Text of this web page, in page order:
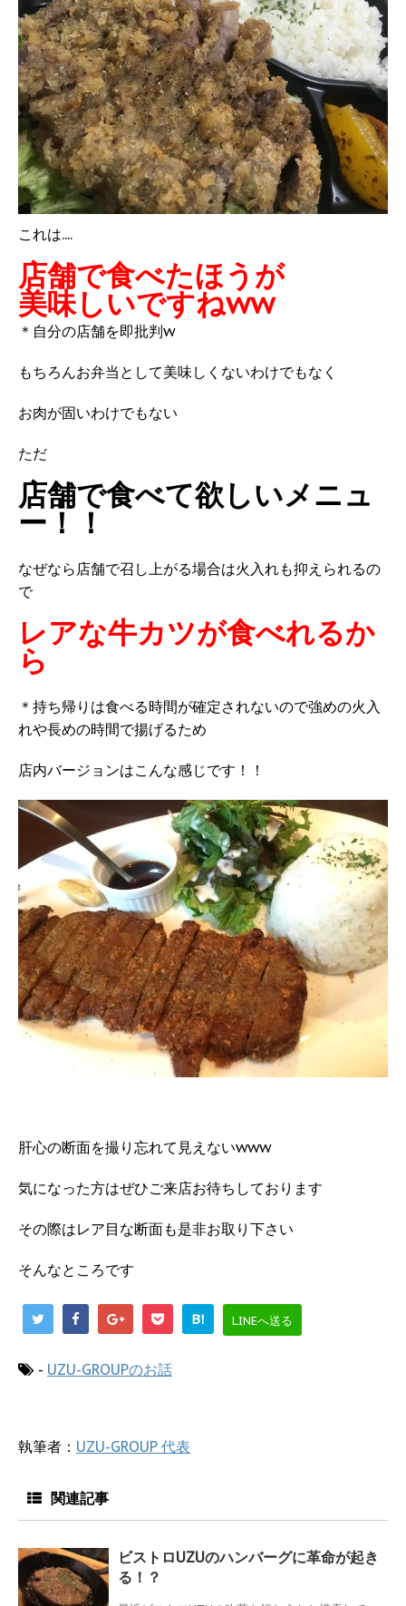
これは....
店舗で食べたほうが
美味しいですねww
＊自分の店舗を即批判w
もちろんお弁当として美味しくないわけでもなく
お肉が固いわけでもない
ただ
店舗で食べて欲しいメニュ
ー！！
なぜなら店舗で召し上がる場合は火入れも抑えられるの
で
レアな牛カツが食べれるか
ら
＊持ち帰りは食べる時間が確定されないので強めの火入
れや長めの時間で揚げるため
店内バージョンはこんな感じです！！
肝心の断面を撮り忘れて見えないwww
気になった方はぜひご来店お待ちしております
その際はレア目な断面も是非お取り下さい
そんなところです
B! LINEへ送る
- UZU-GROUPのお話
執筆者： UZU-GROUP 代表
関連記事
ビストロUZUのハンバーグに革命が起き
る！？